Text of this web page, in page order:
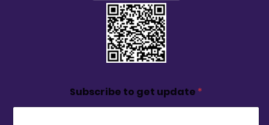
Subscribe to get update *